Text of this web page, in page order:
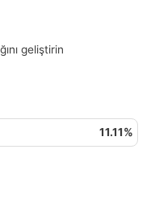
geliştirin
11.11%